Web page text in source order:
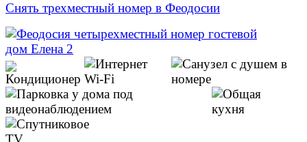
Снять трехместный номер в Феодосии